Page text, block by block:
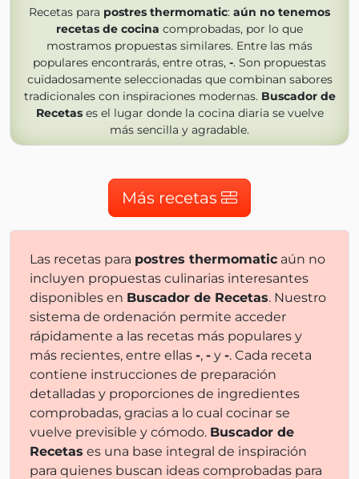
Recetas para postres thermomatic: aún no tenemos
recetas de cocina comprobadas, por lo que
mostramos propuestas similares. Entre las más
populares encontrarás, entre otras, -. Son propuestas
cuidadosamente seleccionadas que combinan sabores
tradicionales con inspiraciones modernas. Buscador de
Recetases el lugar donde la cocina diaria se vuelve
más sencilla y agradable.
Más recetas
Las recetas para postres thermomatic aún no
incluyen propuestas culinarias interesantes
disponibles en Buscador de Recetas. Nuestro
sistema de ordenación permite acceder
rápidamente a las recetas más populares y
más recientes, entre ellas -, - y -. Cada receta
contiene instrucciones de preparación
detalladas y proporciones de ingredientes
comprobadas, gracias a lo cual cocinar se
vuelve previsible y cómodo. Buscador de
Recetas es una base integral de inspiración
para quienes buscan ideas comprobadas para